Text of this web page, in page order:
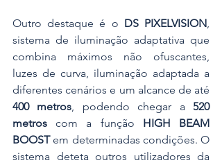
Outro destaque é o DS PIXELVISION,
sistema de iluminação adaptativa que
combina máximos não ofuscantes,
luzes de curva, iluminação adaptada a
400 metros, podendo chegar a 520
metros com a função HIGH BEAM
BOOST em determinadas condições. O
sistema deteta outros utilizadores da